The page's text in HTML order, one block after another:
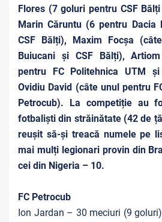
Flores (7 goluri pentru CSF
Marin Căruntu (6 pentru Dacia
CSF Bălți), Maxim Focșa
Buiucani și CSF Bălți),
pentru FC Politehnica UTM
Ovidiu David (câte unul pentru
Petrocub). La competiție au
fotbaliști din străinătate (42 de
reușit să-și treacă numele pe
mai mulți legionari provin din
cei din Nigeria – 10.
FC Petrocub
Ion Jardan – 30 meciuri (9